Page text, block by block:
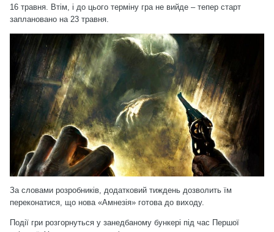
16 травня. Втім, і до цього терміну гра не вийде – тепер старт
заплановано на 23 травня.
За словами розробників, додатковий тиждень дозволить їм
переконатися, що нова «Амнезія» готова до виходу.
Події гри розгорнуться у занедбаному бункері під час Першої